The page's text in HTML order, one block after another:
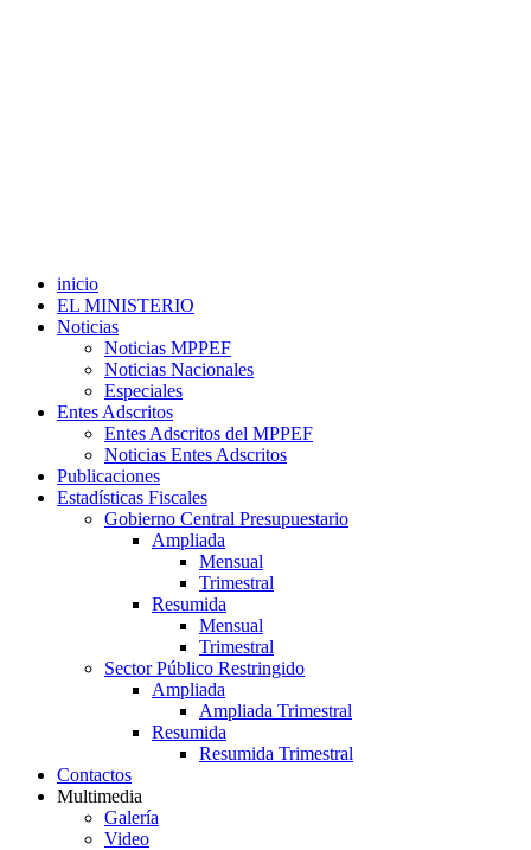
inicio
EL MINISTERIO
Noticias
Noticias MPPEF
Noticias Nacionales
Especiales
Entes Adscritos
Entes Adscritos del MPPEF
Noticias Entes Adscritos
Publicaciones
Estadísticas Fiscales
Gobierno Central Presupuestario
Ampliada
Mensual
Trimestral
Resumida
Mensual
Trimestral
Sector Público Restringido
Ampliada
Ampliada Trimestral
Resumida
Resumida Trimestral
Contactos
Multimedia
Galería
Video